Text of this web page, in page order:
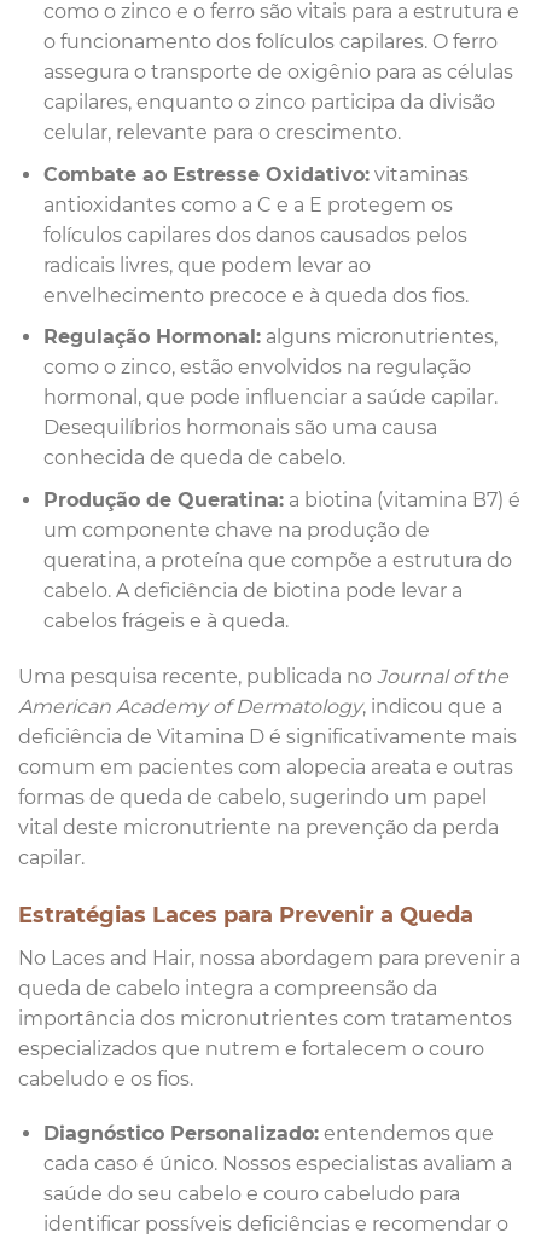
como o zinco e o ferro são vitais para a estrutura e
o funcionamento dos folículos capilares. O ferro
assegura o transporte de oxigênio para as células
capilares, enquanto o zinco participa da divisão
celular, relevante para o crescimento.
Combate ao Estresse Oxidativo:vitaminas
antioxidantes como a C e a E protegem os
folículos capilares dos danos causados pelos
radicais livres, que podem levar ao
envelhecimento precoce e à queda dos fios.
Regulação Hormonal:alguns micronutrientes,
como o zinco, estão envolvidos na regulação
hormonal, que pode influenciar a saúde capilar.
Desequilíbrios hormonais são uma causa
conhecida de queda de cabelo.
Produção de Queratina:a biotina (vitamina B7) é
um componente chave na produção de
queratina, a proteína que compõe a estrutura do
cabelo. A deficiência de biotina pode levar a
cabelos frágeis e à queda.
Uma pesquisa recente, publicada no Journal of the
American Academy of Dermatology, indicou que a
deficiência de Vitamina D é significativamente mais
comum em pacientes com alopecia areata e outras
formas de queda de cabelo, sugerindo um papel
vital deste micronutriente na prevenção da perda
capilar.
Estratégias Laces para Prevenir a Queda
No Laces and Hair, nossa abordagem para prevenir a
queda de cabelo integra a compreensão da
importância dos micronutrientes com tratamentos
especializados que nutrem e fortalecem o couro
cabeludo e os fios.
Diagnóstico Personalizado:entendemos que
cada caso é único. Nossos especialistas avaliam a
saúde do seu cabelo e couro cabeludo para
identificar possíveis deficiências e recomendar o